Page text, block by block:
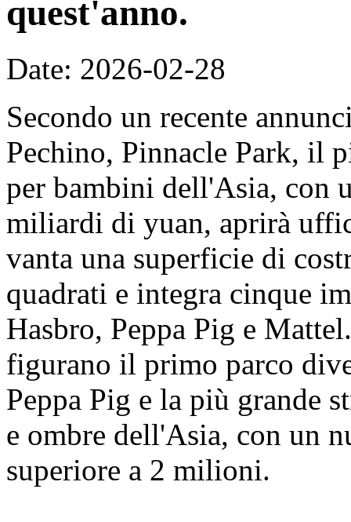
quest'anno.
Date: 2026-02-28
Secondo un recente
Pechino, Pinnacle Park, il
per bambini dell'Asia, con
miliardi di yuan, aprirà
vanta una superficie di
quadrati e integra cinque
Hasbro, Peppa Pig e
figurano il primo parco
Peppa Pig e la più grande
e ombre dell'Asia, con un
superiore a 2 milioni.